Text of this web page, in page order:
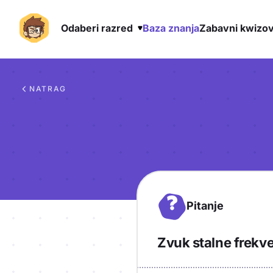
Odaberi razred Baza znanjaZabavni
NATRAG
? Pitanje
Zvuk stalne